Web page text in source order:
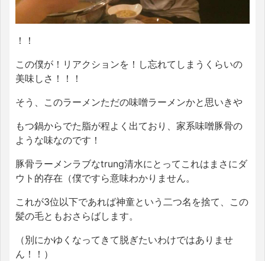
！！
この僕が！リアクションを！し忘れてしまうくらいの
美味しさ！！！
そう、このラーメンただの味噌ラーメンかと思いきや
もつ鍋からでた脂が程よく出ており、家系味噌豚骨の
ような味なのです！
豚骨ラーメンラブなtrung清水にとってこれはまさにダ
ウト的存在（僕ですら意味わかりません。
これが3位以下であれば神童という二つ名を捨て、この
髪の毛ともおさらばします。
（別にかゆくなってきて脱ぎたいわけではありませ
ん！！）